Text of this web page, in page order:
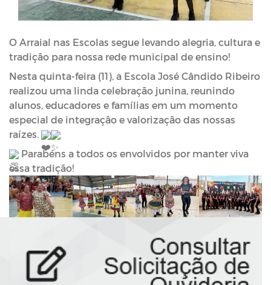
O Arraial nas Escolas segue levando alegria, cultura e
tradição para nossa rede municipal de ensino!
Nesta quinta-feira (11), a Escola José Cândido Ribeiro
realizou uma linda celebração junina, reunindo
alunos, educadores e famílias em um momento
especial de integração e valorização das nossas
raízes.
Parabéns a todos os envolvidos por manter viva
essa tradição!